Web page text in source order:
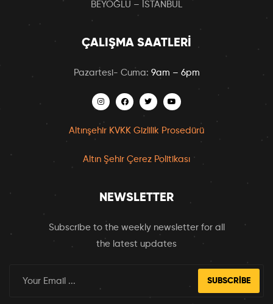
BEYOĞLU – İSTANBUL
ÇALIŞMA SAATLERI
Pazartesi- Cuma: 9am – 6pm
Altınşehir KVKK Gizlilik Prosedürü
Altın Şehir Çerez Politikası
NEWSLETTER
Subscribe to the weekly newsletter for all
the latest updates
SUBSCRIBE